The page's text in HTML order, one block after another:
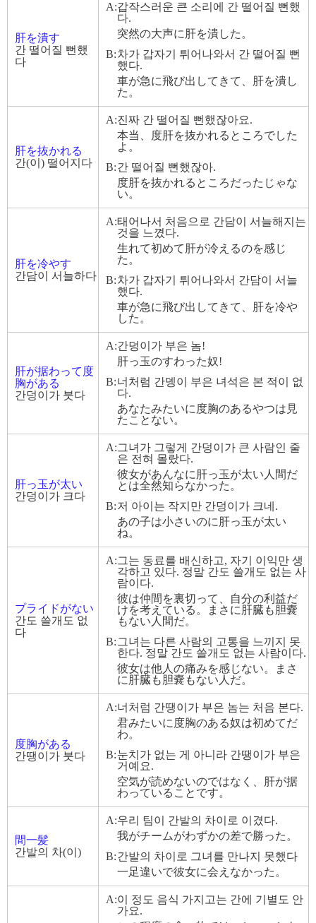
肝を潰す
간 떨어질 뻔했
다
A:갑작스러운 큰 소리에 간 떨어질 뻔했
다.
突然の大声に肝を潰した。
B:차가 갑자기 튀어나와서 간 떨어질 뻔
했다.
車が急に飛び出してきて、肝を潰し
た。
肝を抜かれる
간(이) 떨어지다
A:진짜 간 떨어질 뻔했잖아요.
本当、度肝を抜かれるところでした
よ。
B:간 떨어질 뻔했잖아.
度肝を抜かれるところだったじゃな
い。
肝を冷やす
간담이 서늘하다
A:태어나서 처음으로 간담이 서늘해지는
것을 느꼈다.
生れて初めて肝が冷えるのを感じ
た。
B:차가 갑자기 튀어나와서 간담이 서늘
했다.
車が急に飛び出してきて、肝を冷や
した。
肝が据わって度
胸がある
간덩이가 붓다
A:간덩이가 부은 놈!
肝っ玉のすわった奴!
B:너처럼 간뎅이 부은 녀석은 본 적이 없
다.
あなたみたいに度胸のあるやつは見
たことない。
肝っ玉が太い
간덩이가 크다
A:그녀가 그렇게 간덩이가 큰 사람인 줄
은 전혀 몰랐다.
彼女があんなに肝っ玉が太い人間だ
とは全然知らなかった。
B:저 아이는 작지만 간덩이가 크네.
あの子は小さいのに肝っ玉が太い
ね。
プライドがない
간도 쓸개도 없
다
A:그는 동료를 배신하고, 자기 이익만 생
각하고 있다. 정말 간도 쓸개도 없는 사
람이다.
彼は仲間を裏切って、自分の利益だ
けを考えている。まさに肝臓も胆嚢
もない人間だ。
B: 그녀는 다른 사람의 고통을 느끼지 못
한다. 정말 간도 쓸개도 없는 사람이다.
彼女は他人の痛みを感じない。まさ
に肝臓も胆嚢もない人だ。
度胸がある
간땡이가 붓다
A:너처럼 간땡이가 부은 놈는 처음 본다.
君みたいに度胸のある奴は初めてだ
わ。
B:눈치가 없는 게 아니라 간땡이가 부은
거예요.
空気が読めないのではなく、肝が据
わっていることです。
間一髪
간발의 차(이)
A:우리 팀이 간발의 차이로 이겼다.
我がチームがわずかの差で勝った。
B:간발의 차이로 그녀를 만나지 못했다
一足違いで彼女に会えなかった。
A:이 정도 음식 가지고는 간에 기별도 안
가요.